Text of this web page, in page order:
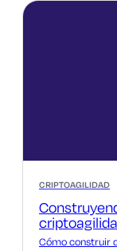
CRIPTOAGILIDAD
Cómo construir